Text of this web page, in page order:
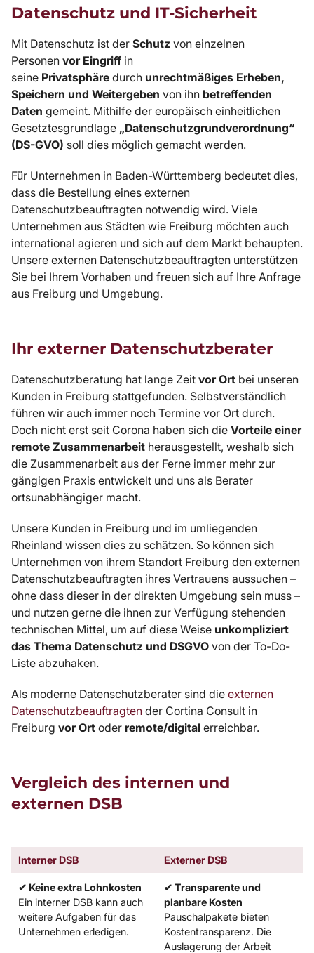
Datenschutz und IT-Sicherheit
Mit Datenschutz ist der Schutz von einzelnen
Personen vor Eingriff in
seine Privatsphäre durch unrechtmäßiges Erheben,
Speichern und Weitergeben von ihn betreffenden
Daten gemeint. Mithilfe der europäisch einheitlichen
Gesetztesgrundlage „Datenschutzgrundverordnung“
(DS-GVO) soll dies möglich gemacht werden.
Für Unternehmen in Baden-Württemberg bedeutet dies,
dass die Bestellung eines externen
Datenschutzbeauftragten notwendig wird. Viele
Unternehmen aus Städten wie Freiburg möchten auch
international agieren und sich auf dem Markt behaupten.
Unsere externen Datenschutzbeauftragten unterstützen
Sie bei Ihrem Vorhaben und freuen sich auf Ihre Anfrage
aus Freiburg und Umgebung.
Ihr externer Datenschutzberater
Datenschutzberatung hat lange Zeit vor Ort bei unseren
Kunden in Freiburg stattgefunden. Selbstverständlich
führen wir auch immer noch Termine vor Ort durch.
Doch nicht erst seit Corona haben sich die Vorteile einer
remote Zusammenarbeit herausgestellt, weshalb sich
die Zusammenarbeit aus der Ferne immer mehr zur
gängigen Praxis entwickelt und uns als Berater
ortsunabhängiger macht.
Unsere Kunden in Freiburg und im umliegenden
Rheinland wissen dies zu schätzen. So können sich
Unternehmen von ihrem Standort Freiburg den externen
Datenschutzbeauftragten ihres Vertrauens aussuchen –
ohne dass dieser in der direkten Umgebung sein muss –
und nutzen gerne die ihnen zur Verfügung stehenden
technischen Mittel, um auf diese Weise unkompliziert
das Thema Datenschutz und DSGVO von der To-Do-
Liste abzuhaken.
Als moderne Datenschutzberater sind die externen
Datenschutzbeauftragten der Cortina Consult in
Freiburg vor Ort oder remote/digital erreichbar.
Vergleich des internen und
externen DSB
Interner DSB Externer DSB
✔ Keine extra Lohnkosten
Ein interner DSB kann auch
weitere Aufgaben für das
Unternehmen erledigen.
✔ Transparente und
planbare Kosten
Pauschalpakete bieten
Kostentransparenz. Die
Auslagerung der Arbeit